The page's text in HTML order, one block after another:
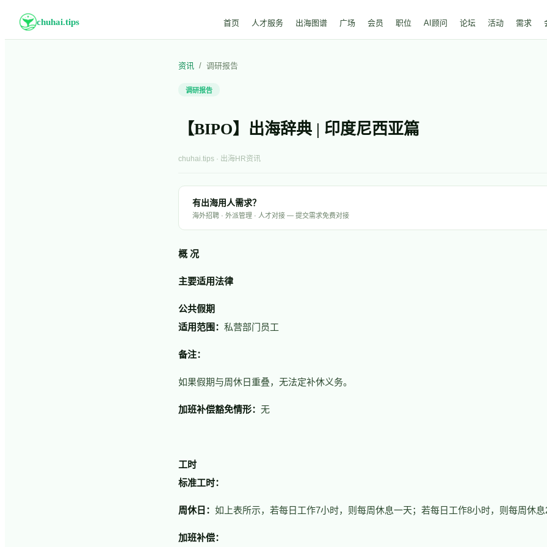
chuhai.tips 首页 人才服务 出海图谱 广场 会员 职位 AI顾问 论坛 活动 需求
资讯 / 调研报告
调研报告
【BIPO】出海辞典 | 印度尼西亚篇
chuhai.tips · 出海HR资讯
有出海用人需求？
海外招聘 · 外派管理 · 人才对接 — 提交需求免费对接
概 况
主要适用法律
公共假期
适用范围： 私营部门员工
备注：
如果假期与周休日重叠，无法定补休义务。
加班补偿豁免情形： 无
工时
标准工时：
周休日： 如上表所示，若每日工作7小时，则每周休息一天；若每日工作8小时，则每周休
加班补偿：